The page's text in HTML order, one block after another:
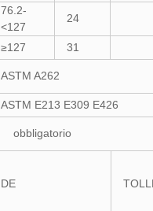
76.2-
<127
24
≥127
31
ASTM A262
ASTM E213 E309 E426
obbligatorio
DE